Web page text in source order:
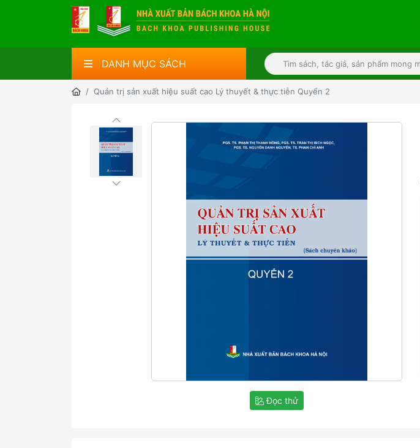
DANH MỤC SÁCH
Quản trị sản xuất hiệu suất cao Lý thuyết & thực tiễn Quyển 2
Đọc thử